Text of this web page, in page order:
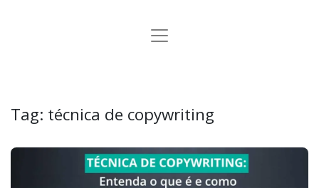
Tag: técnica de copywriting